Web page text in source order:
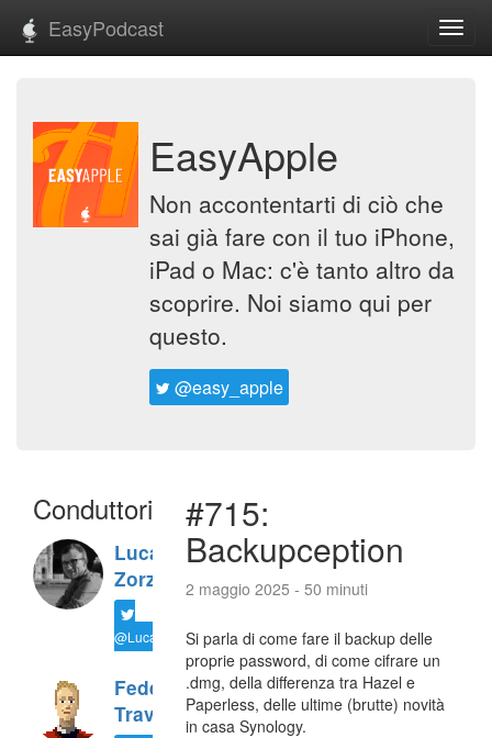
EasyPodcast
EasyApple
Non accontentarti di ciò che
sai già fare con il tuo iPhone,
iPad o Mac: c'è tanto altro da
scoprire. Noi siamo qui per
questo.
@easy_apple
Conduttori
Luca
Zorzi
@LucaTNT
Federico
Travaini
#715:
Backupception
2 maggio 2025 - 50 minuti
Si parla di come fare il backup delle
proprie password, di come cifrare un
.dmg, della differenza tra Hazel e
Paperless, delle ultime (brutte) novità
in casa Synology.